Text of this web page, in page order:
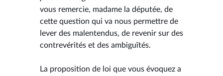
vous remercie, madame la députée, de
cette question qui va nous permettre de
lever des malentendus, de revenir sur des
contrevérités et des ambiguïtés.
La proposition de loi que vous évoquez a